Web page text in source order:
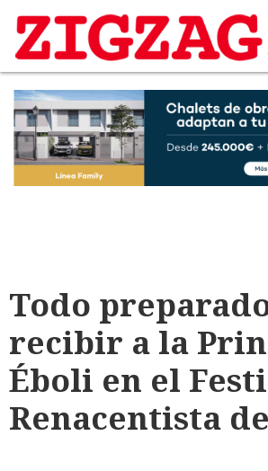
Todo
recibir a la
Éboli en el
Renacentista